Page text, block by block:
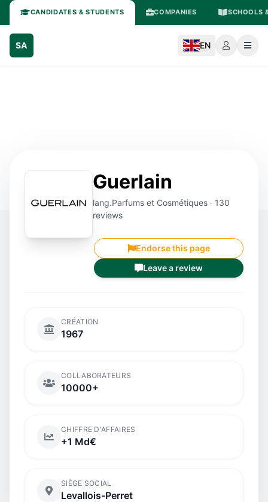
CANDIDATES & STUDENTS COMPANIES SCHOOLS
SA EN
Guerlain
lang.Parfums et Cosmétiques · 130
reviews
Endorse this page
Leave a review
CRÉATION
1967
COLLABORATEURS
10000+
CHIFFRE D'AFFAIRES
+1 Md€
SIÈGE SOCIAL
Levallois-Perret